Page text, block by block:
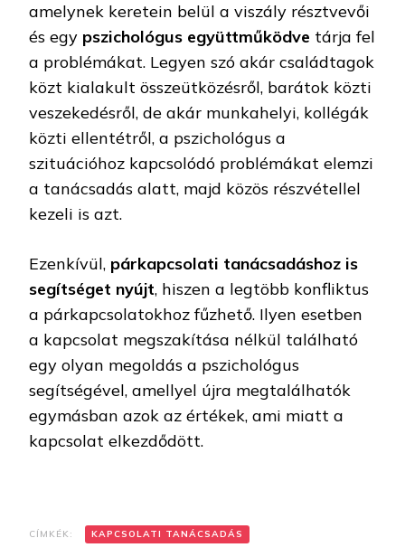
amelynek keretein belül a viszály résztvevői
és egy pszichológus együttműködve tárja fel
a problémákat. Legyen szó akár családtagok
közt kialakult összeütközésről, barátok közti
veszekedésről, de akár munkahelyi, kollégák
közti ellentétről, a pszichológus a
szituációhoz kapcsolódó problémákat elemzi
a tanácsadás alatt, majd közös részvétellel
kezeli is azt.
Ezenkívül, párkapcsolati tanácsadáshoz is
segítséget nyújt, hiszen a legtöbb konfliktus
a párkapcsolatokhoz fűzhető. Ilyen esetben
a kapcsolat megszakítása nélkül található
egy olyan megoldás a pszichológus
segítségével, amellyel újra megtalálhatók
egymásban azok az értékek, ami miatt a
kapcsolat elkezdődött.
CÍMKÉK: KAPCSOLATI TANÁCSADÁS